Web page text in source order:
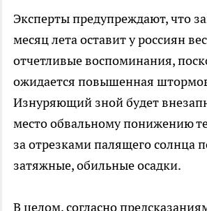
Эксперты предупреждают, что
месяц лета оставит у россиян
отчетливые воспоминания,
ожидается повышенная
Изнуряющий зной будет
место обвальному понижению
за отрезками палящего солнца
затяжные, обильные осадки.
В целом, согласно